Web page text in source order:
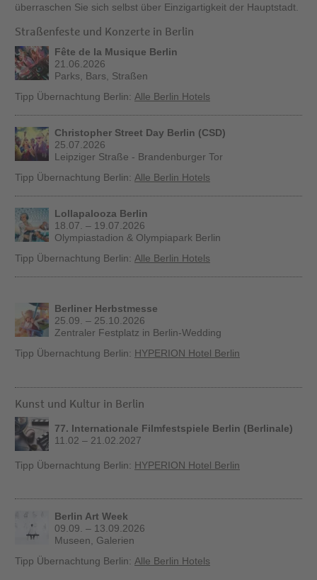
überraschen Sie sich selbst über Einzigartigkeit der Hauptstadt.
Straßenfeste und Konzerte in Berlin
Fête de la Musique Berlin
21.06.2026
Parks, Bars, Straßen
Tipp Übernachtung Berlin: Alle Berlin Hotels
Christopher Street Day Berlin (CSD)
25.07.2026
Leipziger Straße - Brandenburger Tor
Tipp Übernachtung Berlin: Alle Berlin Hotels
Lollapalooza Berlin
18.07. – 19.07.2026
Olympiastadion & Olympiapark Berlin
Tipp Übernachtung Berlin: Alle Berlin Hotels
Berliner Herbstmesse
25.09. – 25.10.2026
Zentraler Festplatz in Berlin-Wedding
Tipp Übernachtung Berlin: HYPERION Hotel Berlin
Kunst und Kultur in Berlin
77. Internationale Filmfestspiele Berlin (Berlinale)
11.02 – 21.02.2027
Tipp Übernachtung Berlin: HYPERION Hotel Berlin
Berlin Art Week
09.09. – 13.09.2026
Museen, Galerien
Tipp Übernachtung Berlin: Alle Berlin Hotels